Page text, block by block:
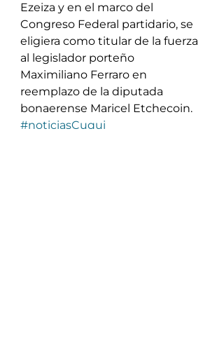
Ezeiza y en el marco del
Congreso Federal partidario, se
eligiera como titular de la fuerza
al legislador porteño
Maximiliano Ferraro en
reemplazo de la diputada
bonaerense Maricel Etchecoin.
#noticiasCuqui